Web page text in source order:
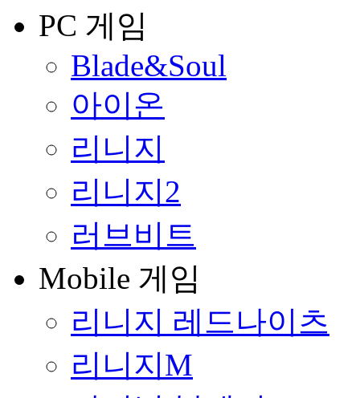
PC 게임
Blade&Soul
아이온
리니지
리니지2
러브비트
Mobile 게임
리니지 레드나이츠
리니지M